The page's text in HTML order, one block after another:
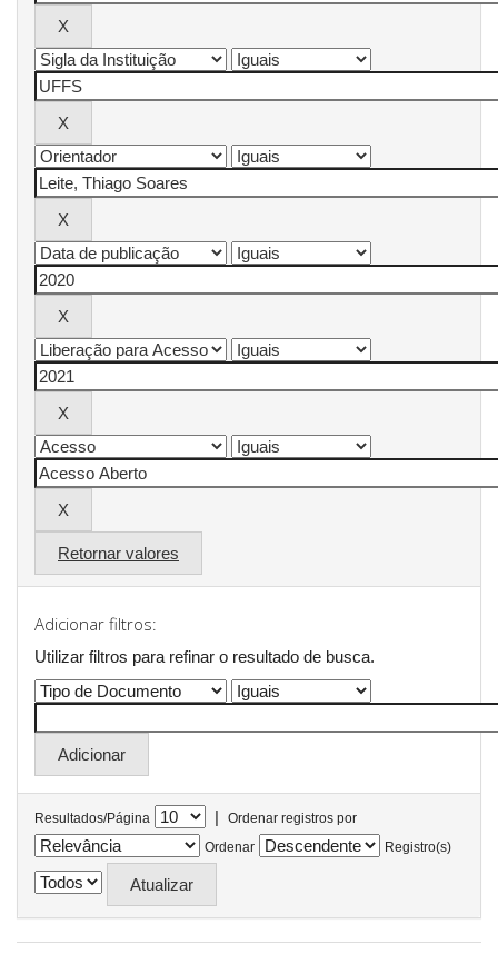
Retornar valores
Adicionar filtros:
Utilizar filtros para refinar o resultado de busca.
Resultados/Página |
Ordenar registros por
Ordenar
Registro(s)